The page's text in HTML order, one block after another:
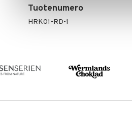
Tuotenumero
HRK01-RD-1